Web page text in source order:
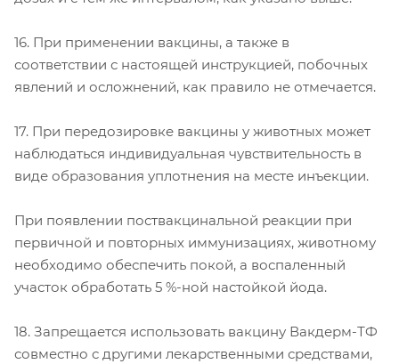
16. При применении вакцины, а также в
соответствии с настоящей инструкцией, побочных
явлений и осложнений, как правило не отмечается.
17. При передозировке вакцины у животных может
наблюдаться индивидуальная чувствительность в
виде образования уплотнения на месте инъекции.
При появлении поствакцинальной реакции при
первичной и повторных иммунизациях, животному
необходимо обеспечить покой, а воспаленный
участок обработать 5 %-ной настойкой йода.
18. Запрещается использовать вакцину Вакдерм-ТФ
совместно с другими лекарственными средствами,